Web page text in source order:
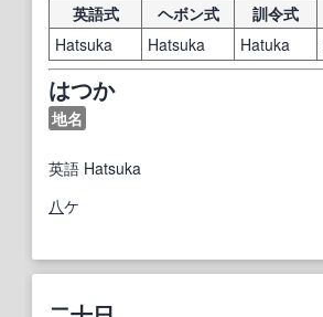
英語式
ヘボン式 訓令式
Hatsuka
Hatsuka Hatuka
はつか
地名
英語 Hatsuka
八ケ